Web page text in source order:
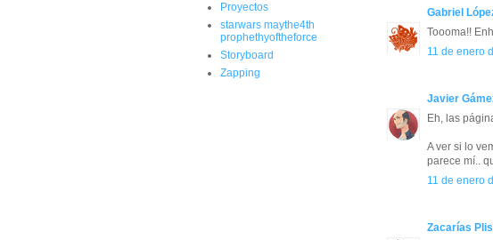
Gabriel
Toooma!!
11 de enero
Javier
Eh, las
A ver si lo
parece mí..
11 de enero
Zacarías
Proyectos
starwars maythe4th
prophethyoftheforce
Storyboard
Zapping